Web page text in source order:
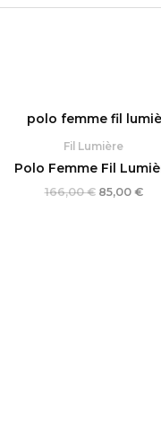
Fil Lumière
Polo Femme Fil
166,00€
Le
initial
166,00 €.
85,00 €
Le